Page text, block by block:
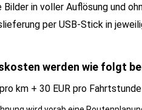
Bilder in voller Auflösung und
per USB-Stick in
werden wie folgt
km + 30 EUR pro Fahrtstunde